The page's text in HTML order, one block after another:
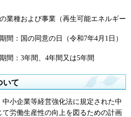
業種および事業（再生可能エネルギー
間：国の同意の日（令和7年4月1日）
間：3年間、4年間又は5年間
いて
中小企業等経営強化法に規定された中
労働生産性の向上を図るための計画